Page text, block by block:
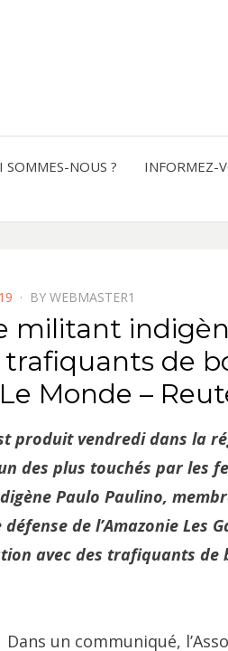
SOMMES-NOUS ? INFORMEZ-
BY WEBMASTER1
militant
trafiquants de
Monde –
produit vendredi dans la
des plus touchés par les
Paulo Paulino,
de l’Amazonie Les
avec des trafiquants
Dans un communiqué,